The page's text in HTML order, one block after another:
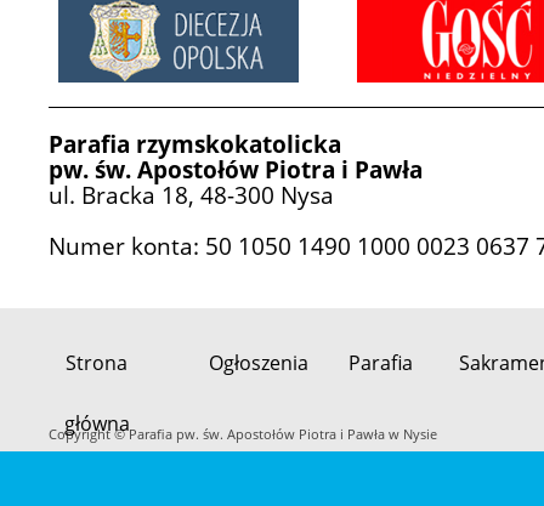
Parafia rzymskokatolicka
pw. św. Apostołów Piotra i Pawła
ul. Bracka 18, 48-300 Nysa
Numer konta: 50 1050 1490 1000 0023 0637
PrzeskoczStrona
główna
Ogłoszenia Parafia
Copyright © Parafia pw. św. Apostołów Piotra i Pawła w Nysie